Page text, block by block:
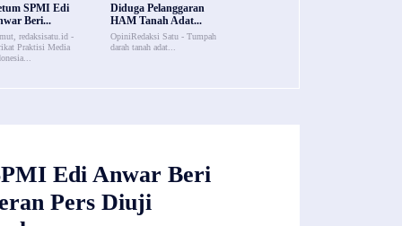
SPMI Edi
Beri...
redaksisatu.id -
Praktisi Media
Diduga Pelanggaran
HAM Tanah Adat...
OpiniRedaksi Satu - Tumpah
darah tanah adat...
Edi Anwar Beri
Pers Diuji